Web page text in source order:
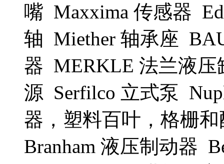
嘴 Maxxima 传感器
轴 Miether 轴承座
器 MERKLE 法兰液压
源 Serfilco 立式泵
器，塑料百叶，格栅
Branham 液压制动器